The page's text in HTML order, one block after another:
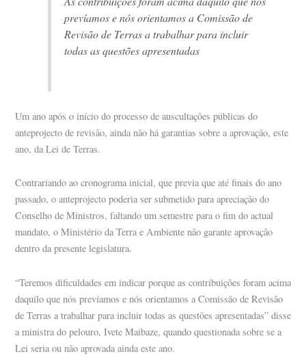
prevíamos e nós orientamos a Comissão de
Revisão de Terras a trabalhar para incluir
todas as questões apresentadas
Um ano após o início do processo de auscultações públicas do
anteprojecto de revisão, ainda não há garantias sobre a aprovação, este
ano, da Lei de Terras.
Contrariando ao cronograma inicial, que previa que até finais do ano
passado, o anteprojecto poderia ser submetido para apreciação do
Conselho de Ministros, faltando um semestre para o fim do actual
mandato, o Ministério da Terra e Ambiente não garante aprovação
dentro da presente legislatura.
“Teremos dificuldades em indicar porque as contribuições foram acima
daquilo que nós prevíamos e nós orientamos a Comissão de Revisão
de Terras a trabalhar para incluir todas as questões apresentadas” disse
a ministra do pelouro, Ivete Maibaze, quando questionada sobre se a
Lei seria ou não aprovada ainda este ano.